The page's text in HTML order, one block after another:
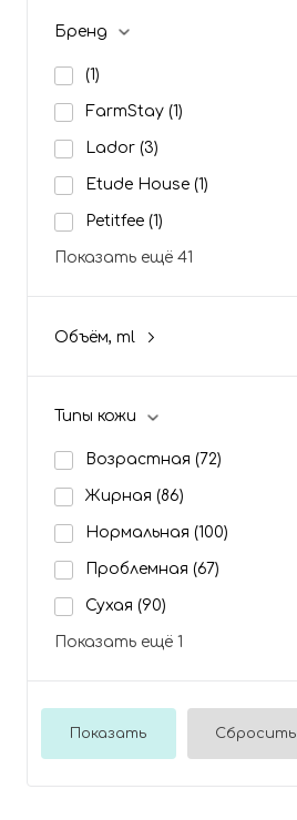
Бренд
(1)
FarmStay (1)
Lador (3)
Etude House (1)
Petitfee (1)
Показать ещё 41
Объём, ml
Типы кожи
Возрастная (72)
Жирная (86)
Нормальная (100)
Проблемная (67)
Сухая (90)
Показать ещё 1
Показать Сбросить